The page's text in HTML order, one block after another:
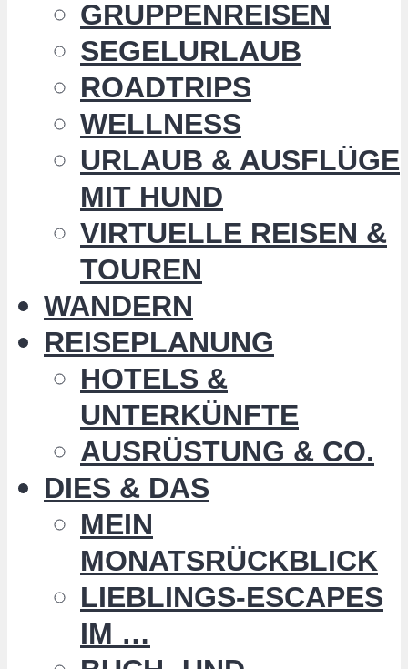
GRUPPENREISEN
SEGELURLAUB
ROADTRIPS
WELLNESS
URLAUB & AUSFLÜGE
MIT HUND
VIRTUELLE REISEN &
TOUREN
WANDERN
REISEPLANUNG
HOTELS &
UNTERKÜNFTE
AUSRÜSTUNG & CO.
DIES & DAS
MEIN
MONATSRÜCKBLICK
LIEBLINGS-ESCAPES
IM …